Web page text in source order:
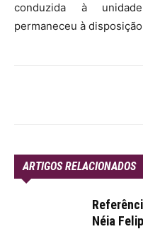
conduzida à
permaneceu à
ARTIGOS RELACIONADOS
Néia